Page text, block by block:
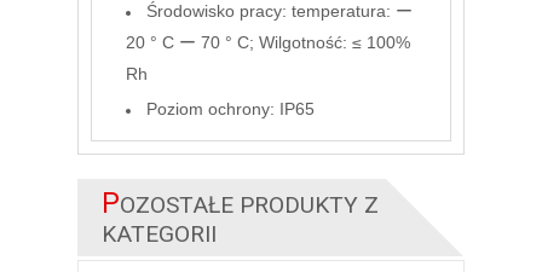
Środowisko pracy: temperatura: ー
20 ° C ー 70 ° C; Wilgotność: ≤ 100%
Rh
Poziom ochrony: IP65
POZOSTAŁE PRODUKTY Z
KATEGORII